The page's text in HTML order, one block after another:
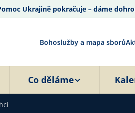
Ukrajině pokračuje – dáme
Bohoslužby a mapa sborů
Co děláme